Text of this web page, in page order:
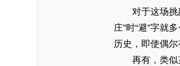
对于这场挑颜
庄”时“避”字就
历史，即使偶
再有，类似某